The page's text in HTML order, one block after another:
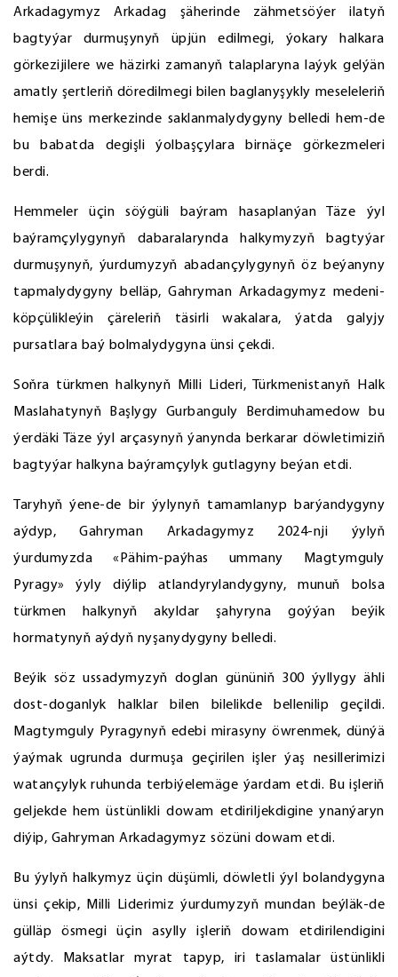
Arkadagymyz Arkadag şäherinde zähmetsöýer ilatyň
bagtyýar durmuşynyň üpjün edilmegi, ýokary halkara
görkezijilere we häzirki zamanyň talaplaryna laýyk gelýän
amatly şertleriň döredilmegi bilen baglanyşykly meseleleriň
hemişe üns merkezinde saklanmalydygyny belledi hem-de
bu babatda degişli ýolbaşçylara birnäçe görkezmeleri
berdi.
Hemmeler üçin söýgüli baýram hasaplanýan Täze ýyl
baýramçylygynyň dabaralarynda halkymyzyň bagtyýar
durmuşynyň, ýurdumyzyň abadançylygynyň öz beýanyny
tapmalydygyny belläp, Gahryman Arkadagymyz medeni-
köpçülikleýin çäreleriň täsirli wakalara, ýatda galyjy
pursatlara baý bolmalydygyna ünsi çekdi.
Soňra türkmen halkynyň Milli Lideri, Türkmenistanyň Halk
Maslahatynyň Başlygy Gurbanguly Berdimuhamedow bu
ýerdäki Täze ýyl arçasynyň ýanynda berkarar döwletimiziň
bagtyýar halkyna baýramçylyk gutlagyny beýan etdi.
Taryhyň ýene-de bir ýylynyň tamamlanyp barýandygyny
aýdyp, Gahryman Arkadagymyz 2024-nji ýylyň
ýurdumyzda «Pähim-paýhas ummany Magtymguly
Pyragy» ýyly diýlip atlandyrylandygyny, munuň bolsa
türkmen halkynyň akyldar şahyryna goýýan beýik
hormatynyň aýdyň nyşanydygyny belledi.
Beýik söz ussadymyzyň doglan gününiň 300 ýyllygy ähli
dost-doganlyk halklar bilen bilelikde bellenilip geçildi.
Magtymguly Pyragynyň edebi mirasyny öwrenmek, dünýä
ýaýmak ugrunda durmuşa geçirilen işler ýaş nesillerimizi
watançylyk ruhunda terbiýelemäge ýardam etdi. Bu işleriň
geljekde hem üstünlikli dowam etdiriljekdigine ynanýaryn
diýip, Gahryman Arkadagymyz sözüni dowam etdi.
Bu ýylyň halkymyz üçin düşümli, döwletli ýyl bolandygyna
ünsi çekip, Milli Liderimiz ýurdumyzyň mundan beýläk-de
gülläp ösmegi üçin asylly işleriň dowam etdirilendigini
aýtdy. Maksatlar myrat tapyp, iri taslamalar üstünlikli